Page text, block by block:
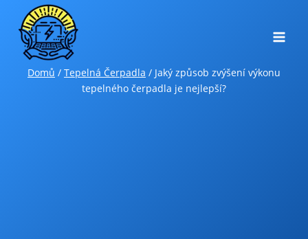
Přeskočit
obsah
Domů / Tepelná Čerpadla / Jaký způsob zvýšení výkonu
tepelného čerpadla je nejlepší?